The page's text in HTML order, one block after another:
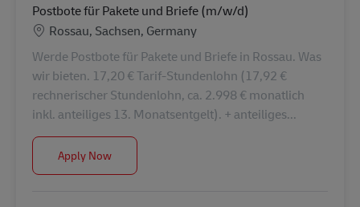
Postbote für Pakete und Briefe (m/w/d)
Location
Rossau, Sachsen, Germany
Werde Postbote für Pakete und Briefe in Rossau. Was
wir bieten. 17,20 € Tarif-Stundenlohn (17,92 €
rechnerischer Stundenlohn, ca. 2.998 € monatlich
inkl. anteiliges 13. Monatsentgelt). + anteiliges...
Apply NowPostbote für Pakete und Briefe (m/w/d)